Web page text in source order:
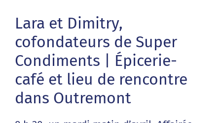
Lara et Dimitry,
cofondateurs de Super
Condiments | Épicerie-
café et lieu de rencontre
dans Outremont